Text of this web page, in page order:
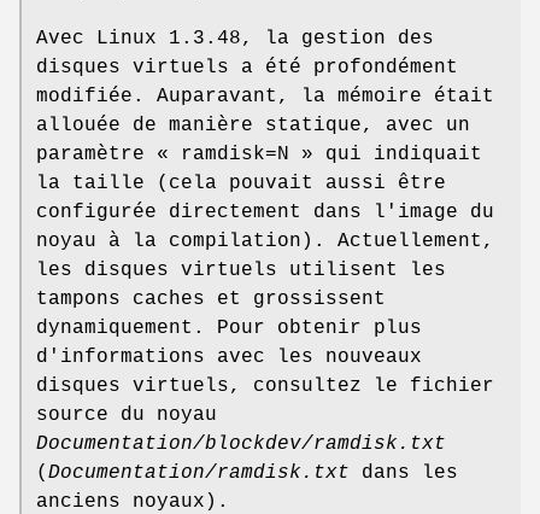
Avec Linux 1.3.48, la gestion des
disques virtuels a été profondément
modifiée. Auparavant, la mémoire était
allouée de manière statique, avec un
paramètre « ramdisk=N » qui indiquait
la taille (cela pouvait aussi être
configurée directement dans l'image du
noyau à la compilation). Actuellement,
les disques virtuels utilisent les
tampons caches et grossissent
dynamiquement. Pour obtenir plus
d'informations avec les nouveaux
disques virtuels, consultez le fichier
source du noyau
Documentation/blockdev/ramdisk.txt
( Documentation/ramdisk.txt dans les
anciens noyaux).